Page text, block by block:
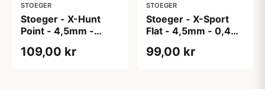
STOEGER
Stoeger - X-Hunt
Point - 4,5mm -
109,00 kr
STOEGER
Stoeger - X-Sport
Flat - 4,5mm - 0,48g
99,00 kr